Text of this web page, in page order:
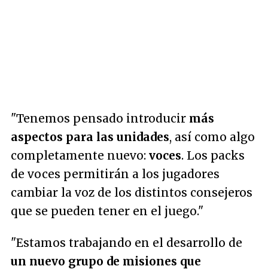
"Tenemos pensado introducir más
aspectos para las unidades, así como algo
completamente nuevo: voces. Los packs
de voces permitirán a los jugadores
cambiar la voz de los distintos consejeros
que se pueden tener en el juego."
"Estamos trabajando en el desarrollo de
un nuevo grupo de misiones que